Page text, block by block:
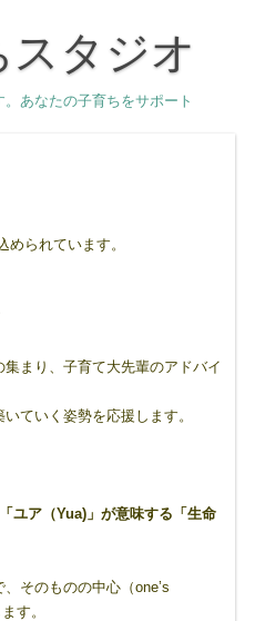
タジオ
あなたの子育ちをサポート
められています。
まり、子育て大先輩のアドバイ
ていく姿勢を応援します。
ユア（Yua)」が意味する「生命
そのものの中心（one’s
す。